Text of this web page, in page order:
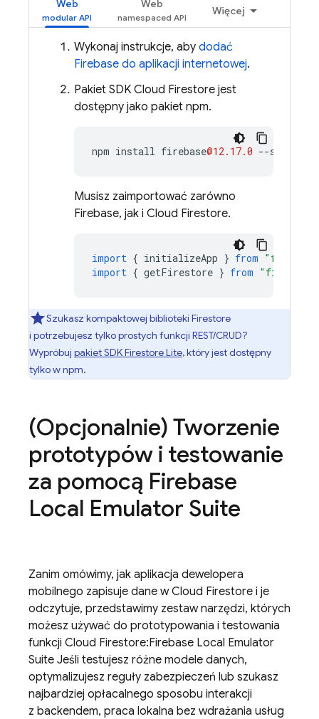
Web Web
Więcej
Wykonaj instrukcje, aby dodać
Firebase do aplikacji internetowej.
Pakiet SDK Cloud Firestore jest
dostępny jako pakiet npm.
npm install firebase@12.17.0 --save
Musisz zaimportować zarówno
Firebase, jak i Cloud Firestore.
import { initializeApp } from
import { getFirestore } from
Szukasz kompaktowej biblioteki Firestore
i potrzebujesz tylko prostych funkcji REST/CRUD?
Wypróbuj pakiet SDK Firestore Lite, który jest dostępny
tylko w npm.
(Opcjonalnie) Tworzenie
prototypów i testowanie
za pomocą Firebase
Local Emulator Suite
Zanim omówimy, jak aplikacja dewelopera
mobilnego zapisuje dane wCloud Firestore i je
odczytuje, przedstawimy zestaw narzędzi, których
możesz używać do prototypowania i testowania
funkcji Cloud Firestore:Firebase Local Emulator
Suite Jeśli testujesz różne modele danych,
optymalizujesz reguły zabezpieczeń lub szukasz
najbardziej opłacalnego sposobu interakcji
z backendem, praca lokalna bez wdrażania usług